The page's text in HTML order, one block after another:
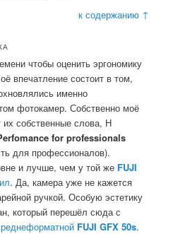
к содержанию ↑
чтобы оценить эргономику
впечатление состоит в том,
именно
фотокамер. Собственно моё
собственные слова, H
for professionals
для профессионалов).
и лучше, чем у той же FUJI
. Да, камера уже не кажется
ручкой. Особую эстетику
который перешёл сюда с
FUJI GFX 50s.